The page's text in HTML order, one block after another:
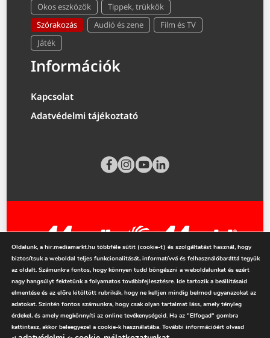
Okos eszközök
Tippek, trükkök
Szórakozás
Audió és zene
Film és TV
Játék
Információk
Kapcsolat
Adatvédelmi tájékoztató
mediamarkt.hu
Oldalunk, a hir.mediamarkt.hu többféle sütit (cookie-t) és szolgáltatást használ, hogy
biztosítsuk a weboldal teljes funkcionalitását, informatívvá és felhasználóbaráttá tegyük
az oldalt. Számunkra fontos, hogy könnyen tudd böngészni a weboldalunkat és ezért
nagy hangsúlyt fektetünk a folyamatos továbbfejlesztésre. Ide tartozik a beállításaid
elmentése és az előre kitöltött rubrikák, hogy ne kelljen mindig beírnod ugyanazokat az
adatokat. Szintén fontos számunkra, hogy csak olyan tartalmat láss, amely tényleg
érdekel, és amely megkönnyíti az online tevékenységeid. Ha az "Elfogad" gombra
kattintasz, akkor beleegyezel a cookie-k használatába. További információért olvasd